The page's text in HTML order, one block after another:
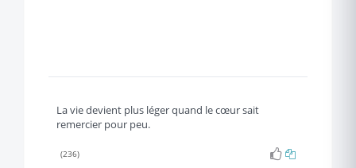
La vie devient plus léger quand le cœur sait
remercier pour peu.
(236)